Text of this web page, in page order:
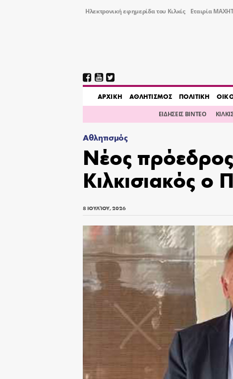
Ηλεκτρονική εφημερίδα του Κιλκίς Εταιρία
AΡΧΙΚΗ ΑΘΛΗΤΙΣΜΟΣ ΠΟΛΙΤΙΚΗ
ΕΙΔΗΣΕΙΣ ΒΙΝΤΕΟ
Αθλητισμός
Νέος
Κιλκισιακός ο
8 ΙΟΥΛΊΟΥ, 2026